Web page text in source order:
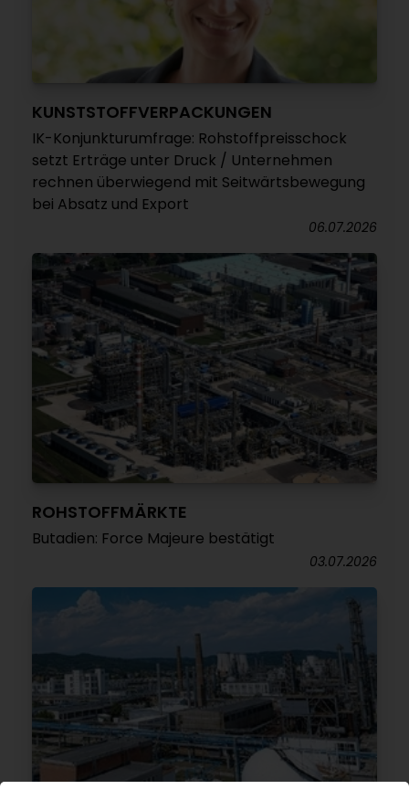
KUNSTSTOFFVERPACKUNGEN
IK-Konjunkturumfrage: Rohstoffpreisschock
setzt Erträge unter Druck / Unternehmen
rechnen überwiegend mit Seitwärtsbewegung
bei Absatz und Export
06.07.2026
ROHSTOFFMÄRKTE
Butadien: Force Majeure bestätigt
03.07.2026